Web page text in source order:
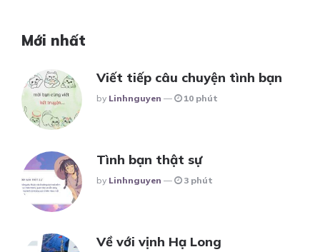
Mới nhất
Viết tiếp câu chuyện tình bạn
Posted
By Linhnguyen 10 phút
Tình bạn thật sự
Posted
By Linhnguyen 3 phút
Về với vịnh Hạ Long